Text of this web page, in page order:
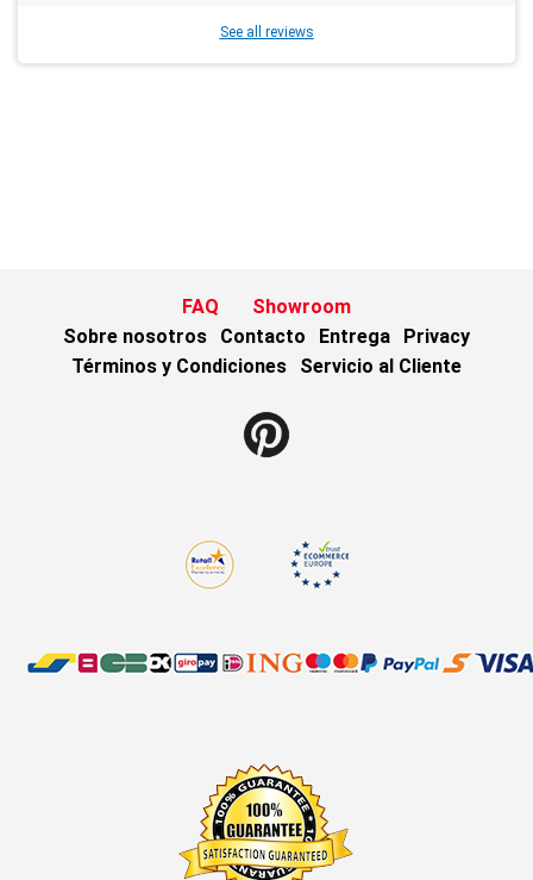
See all reviews
FAQ
Showroom
Sobre nosotros
Contacto Entrega
Privacy
Términos y Condiciones
Servicio al Cliente